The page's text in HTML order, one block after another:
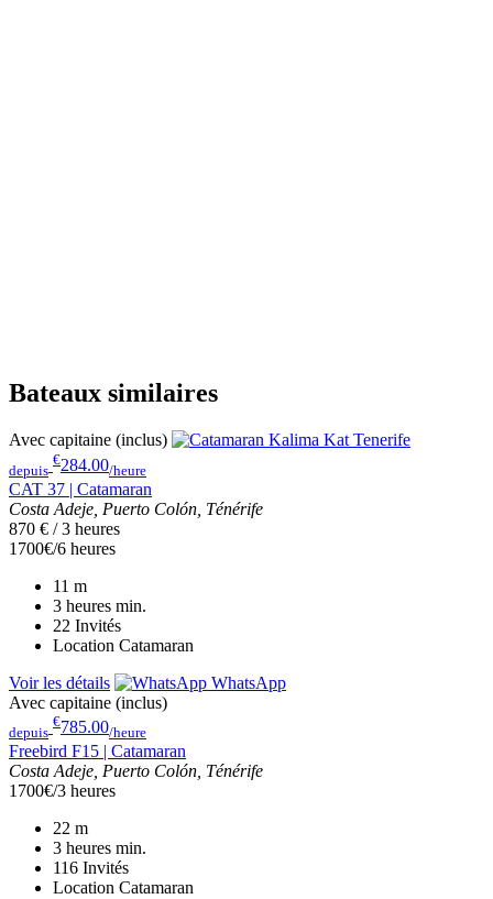
Bateaux similaires
Avec capitaine (inclus)
depuis
€284.00/heure
CAT 37 | Catamaran
Costa Adeje, Puerto Colón, Ténérife
870 € / 3 heures
1700€/6 heures
11 m
3 heures min.
22 Invités
Location Catamaran
Voir les détails
WhatsApp
Avec capitaine (inclus)
depuis
€785.00/heure
Freebird F15 | Catamaran
Costa Adeje, Puerto Colón, Ténérife
1700€/3 heures
22 m
3 heures min.
116 Invités
Location Catamaran